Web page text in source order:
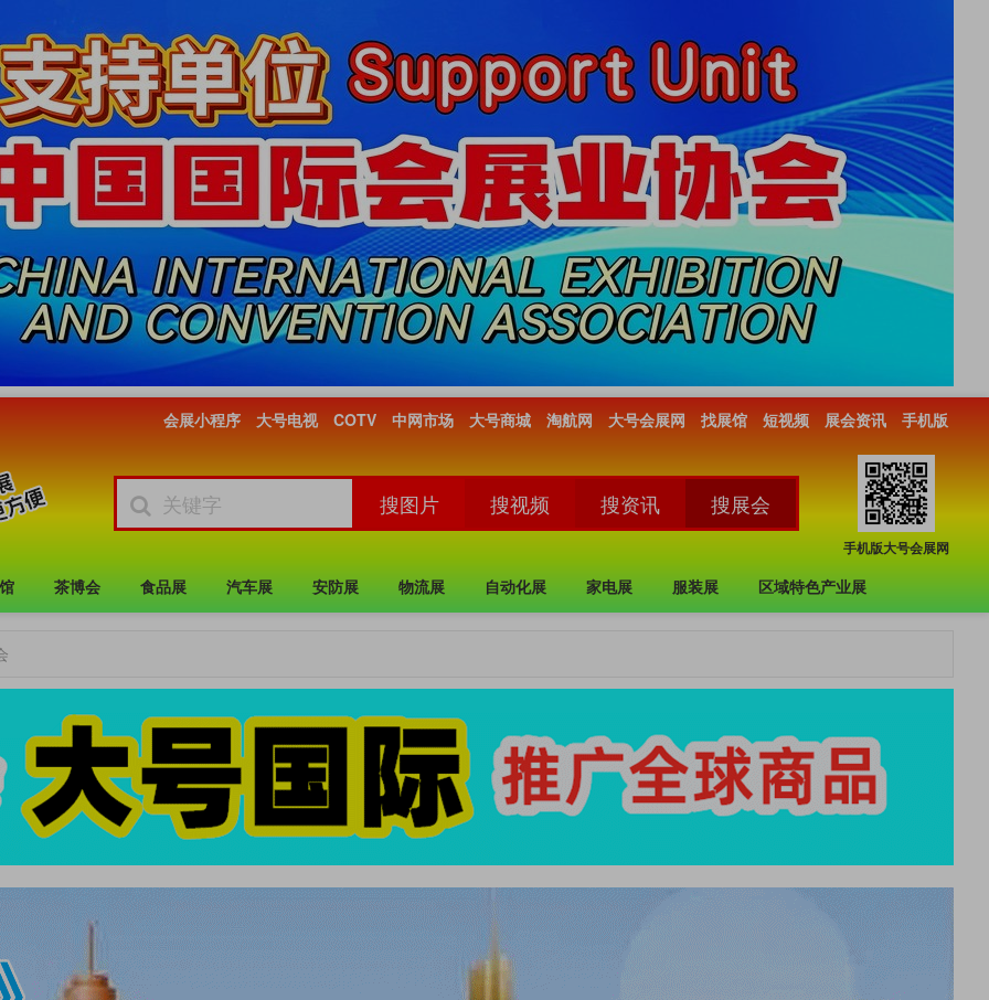
会展小程序 大号电视 COTV 中网市场 大号商城 淘航网 大号会展网 找展馆 短视频 展会资讯 手机版
手机版大号会展网
茶博会 食品展 汽车展 安防展 物流展 自动化展 家电展 服装展 区域特色产业展